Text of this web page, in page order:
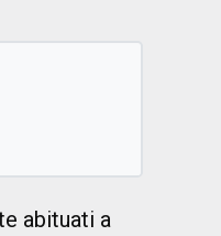
abituati a